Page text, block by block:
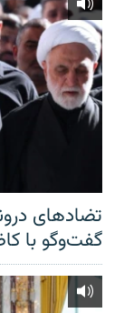
تضادهای
گفت‌‌وگو با